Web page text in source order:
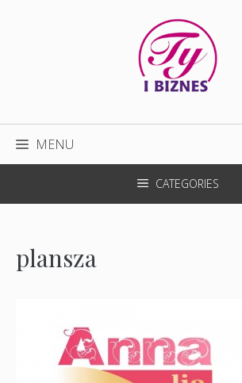
MENU
CATEGORIES
plansza